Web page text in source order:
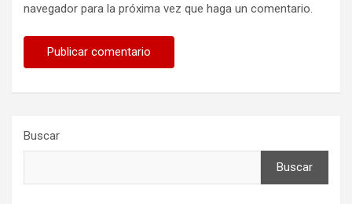
navegador para la próxima vez que haga un comentario.
Buscar
Buscar